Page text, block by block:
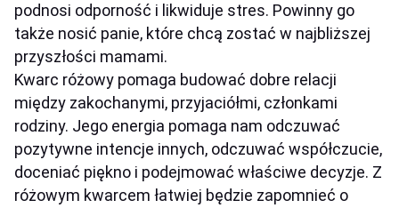
podnosi odporność i likwiduje stres. Powinny go
także nosić panie, które chcą zostać w najbliższej
przyszłości mamami.
Kwarc różowy pomaga budować dobre relacji
między zakochanymi, przyjaciółmi, członkami
rodziny. Jego energia pomaga nam odczuwać
pozytywne intencje innych, odczuwać współczucie,
doceniać piękno i podejmować właściwe decyzje. Z
różowym kwarcem łatwiej będzie zapomnieć o